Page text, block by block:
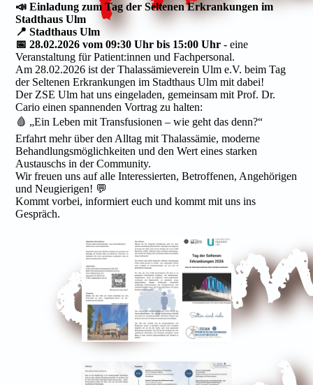
📣 Einladung zum Tag der Seltenen Erkrankungen im
Stadthaus Ulm
📍 Stadthaus Ulm
📅 28.02.2026 vom 09:30 Uhr bis 15:00 Uhr- eine
Veranstaltung für Patient:innen und Fachpersonal.
Am 28.02.2026 ist der Thalassämieverein Ulm e.V. beim Tag
der Seltenen Erkrankungen im Stadthaus Ulm mit dabei!
Der ZSE Ulm hat uns eingeladen, gemeinsam mit Prof. Dr.
Cario einen spannenden Vortrag zu halten:
🩸 „Ein Leben mit Transfusionen – wie geht das denn?“
Erfahrt mehr über den Alltag mit Thalassämie, moderne
Behandlungsmöglichkeiten und den Wert eines starken
Austauschs in der Community.
Wir freuen uns auf alle Interessierten, Betroffenen, Angehörigen
und Neugierigen! 💬
Kommt vorbei, informiert euch und kommt mit uns ins
Gespräch.